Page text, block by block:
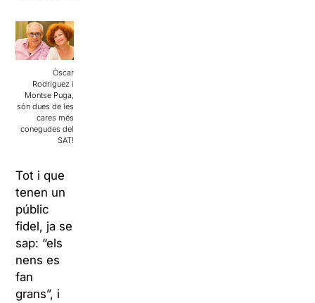
Òscar
Rodríguez i
Montse Puga,
són dues de les
cares més
conegudes del
SAT!
Tot i que
tenen un
públic
fidel, ja se
sap: “els
nens es
fan
grans”, i